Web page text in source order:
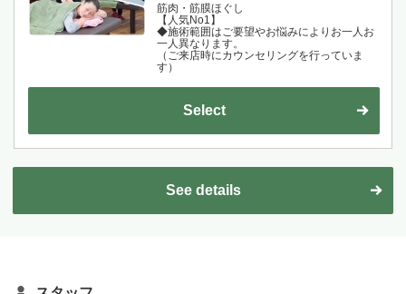
筋肉・筋膜ほぐし
【人気No1】
◆施術範囲はご要望やお悩みによりお一人お
一人異なります。
（ご来店時にカウンセリングを行っていま
す）
Select
See details